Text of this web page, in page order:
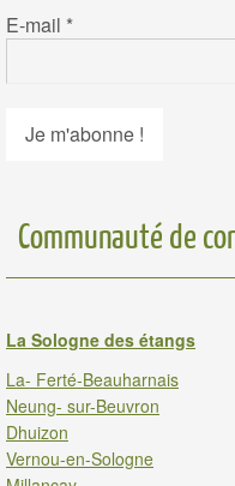
E-mail *
Communauté de
La Sologne des étangs
La- Ferté-Beauharnais
Neung- sur-Beuvron
Dhuizon
Vernou-en-Sologne